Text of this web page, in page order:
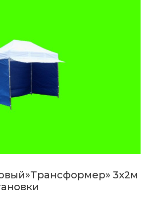
3х2м